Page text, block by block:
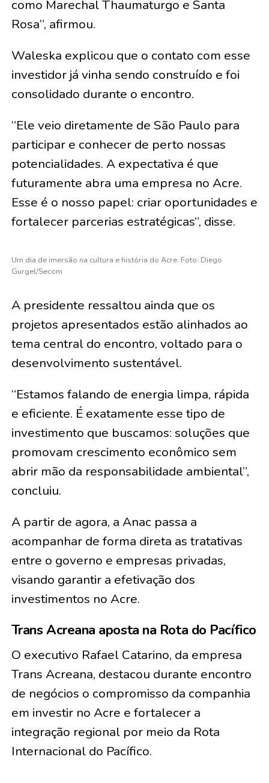
como Marechal Thaumaturgo e Santa
Rosa”, afirmou.
Waleska explicou que o contato com esse
investidor já vinha sendo construído e foi
consolidado durante o encontro.
“Ele veio diretamente de São Paulo para
participar e conhecer de perto nossas
potencialidades. A expectativa é que
futuramente abra uma empresa no Acre.
Esse é o nosso papel: criar oportunidades e
fortalecer parcerias estratégicas”, disse.
Um dia de imersão na cultura e história do Acre. Foto: Diego
Gurgel/Secom
A presidente ressaltou ainda que os
projetos apresentados estão alinhados ao
tema central do encontro, voltado para o
desenvolvimento sustentável.
“Estamos falando de energia limpa, rápida
e eficiente. É exatamente esse tipo de
investimento que buscamos: soluções que
promovam crescimento econômico sem
abrir mão da responsabilidade ambiental”,
concluiu.
A partir de agora, a Anac passa a
acompanhar de forma direta as tratativas
entre o governo e empresas privadas,
visando garantir a efetivação dos
investimentos no Acre.
Trans Acreana aposta na Rota do Pacífico
O executivo Rafael Catarino, da empresa
Trans Acreana, destacou durante encontro
de negócios o compromisso da companhia
em investir no Acre e fortalecer a
integração regional por meio da Rota
Internacional do Pacífico.